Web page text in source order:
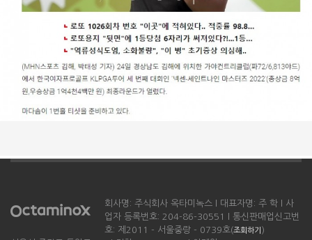
회사명: 주식회사 옥타미녹스 l 대표자명: 주 학 l 사
업자 등록번호: 204-86-30551 l 통신판매업신고번
호: 제2011 - 서울중랑 - 0739호(조회하기 )